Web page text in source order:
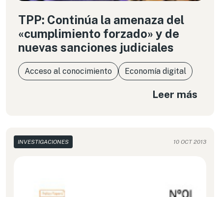
TPP: Continúa la amenaza del
«cumplimiento forzado» y de
nuevas sanciones judiciales
Acceso al conocimiento Economía digital
Leer más
INVESTIGACIONES 10 OCT 2013